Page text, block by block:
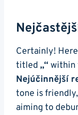
Certainly!
titled „“ within
Nejúčinnější
tone is
aiming to